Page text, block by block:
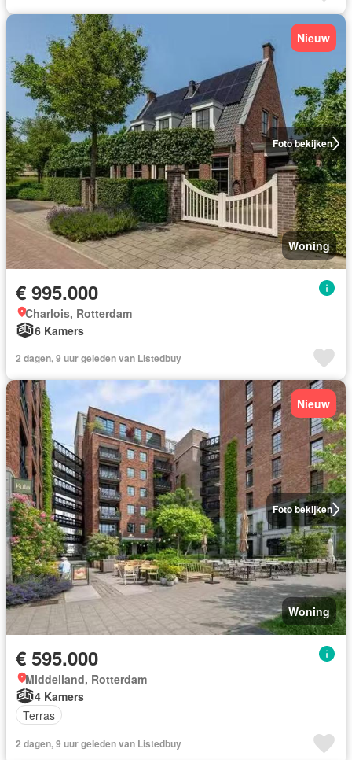
Foto bekijken
Nieuw
Woning
€ 995.000
Charlois, Rotterdam
6 Kamers
2 dagen, 9 uur geleden van Listedbuy
Foto bekijken
Nieuw
Woning
€ 595.000
Middelland, Rotterdam
4 Kamers
Terras
2 dagen, 9 uur geleden van Listedbuy